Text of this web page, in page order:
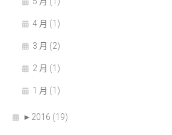
4 月 (1)
3 月 (2)
2 月 (1)
1 月 (1)
► 2016 (19)